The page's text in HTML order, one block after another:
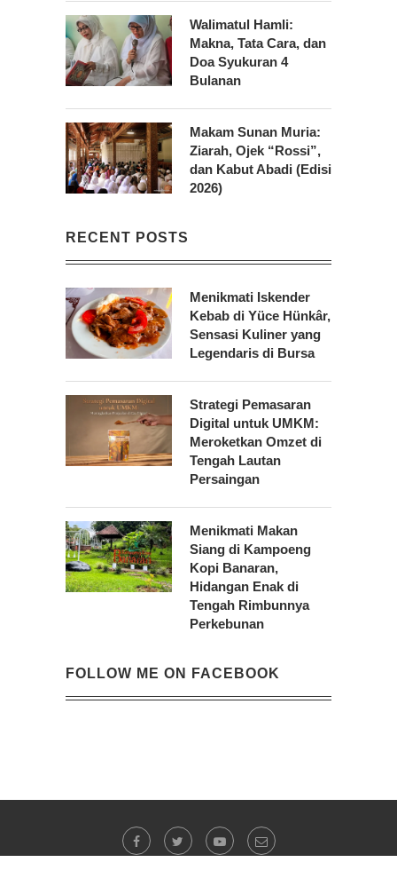
Walimatul Hamli:
Makna, Tata Cara, dan
Doa Syukuran 4
Bulanan
Makam Sunan Muria:
Ziarah, Ojek “Rossi”,
dan Kabut Abadi (Edisi
2026)
RECENT POSTS
Menikmati Iskender
Kebab di Yüce Hünkâr,
Sensasi Kuliner yang
Legendaris di Bursa
Strategi Pemasaran
Digital untuk UMKM:
Meroketkan Omzet di
Tengah Lautan
Persaingan
Menikmati Makan
Siang di Kampoeng
Kopi Banaran,
Hidangan Enak di
Tengah Rimbunnya
Perkebunan
FOLLOW ME ON FACEBOOK